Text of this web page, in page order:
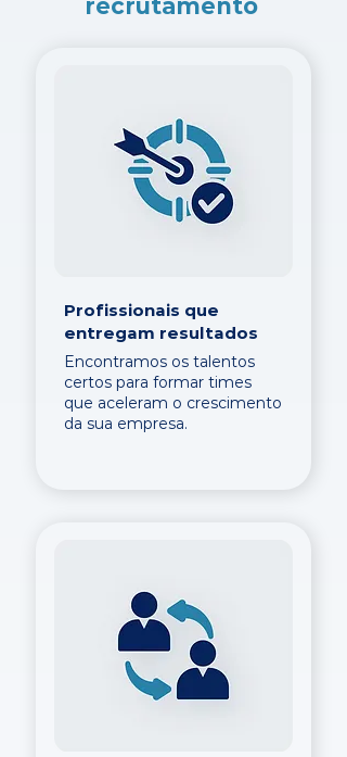
recrutamento
Profissionais que
entregam resultados
Encontramos os talentos
certos para formar times
que aceleram o crescimento
da sua empresa.